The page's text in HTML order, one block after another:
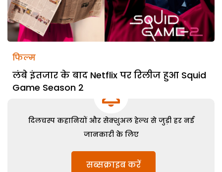
फिल्म
लंबे इंतजार के बाद Netflix पर रिलीज हुआ Squid
Game Season 2
दिलचस्प कहानियों और सेक्शुअल हेल्थ से जुड़ी हर नई
जानकारी के लिए
सब्सक्राइब करें